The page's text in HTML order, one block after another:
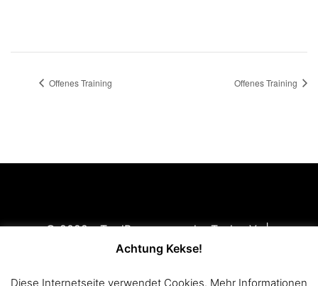
Offenes Training Offenes Training
© 2022 - TradBogner von der Teck e.V. |
Disclaimer|Datenschutzerklärung
Achtung Kekse!
Diese Internetseite verwendet Cookies. Mehr Informationen